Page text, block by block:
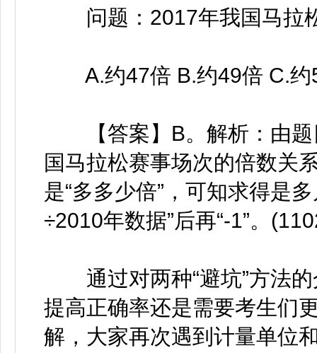
问题：2017年我国马拉
A.约47倍 B.约49倍 C.约
【答案】B。解析：由题
国马拉松赛事场次的倍数关
是“多多少倍”，可知求得是
÷2010年数据”后再“-1”。
通过对两种“避坑”方法的
提高正确率还是需要考生们
解，大家再次遇到计量单位